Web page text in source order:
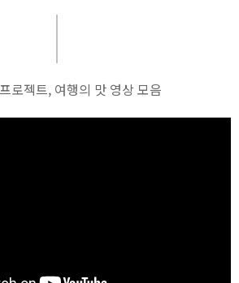
로젝트, 여행의 맛 영상 모음